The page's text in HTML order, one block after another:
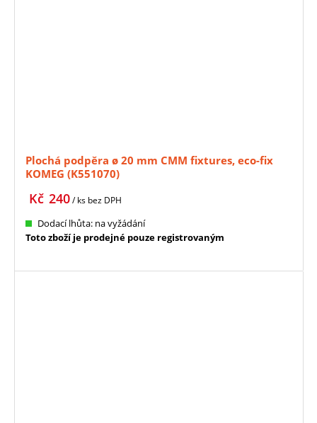
Plochá podpěra ø 20 mm CMM fixtures, eco-fix
KOMEG (K551070)
240
Kč / ks bez DPH
Dodací lhůta: na vyžádání
Toto zboží je prodejné pouze registrovaným